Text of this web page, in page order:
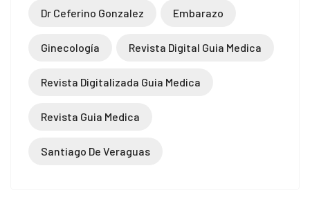
Dr Ceferino Gonzalez Embarazo
Ginecología Revista Digital Guia Medica
Revista Digitalizada Guia Medica
Revista Guia Medica
Santiago De Veraguas